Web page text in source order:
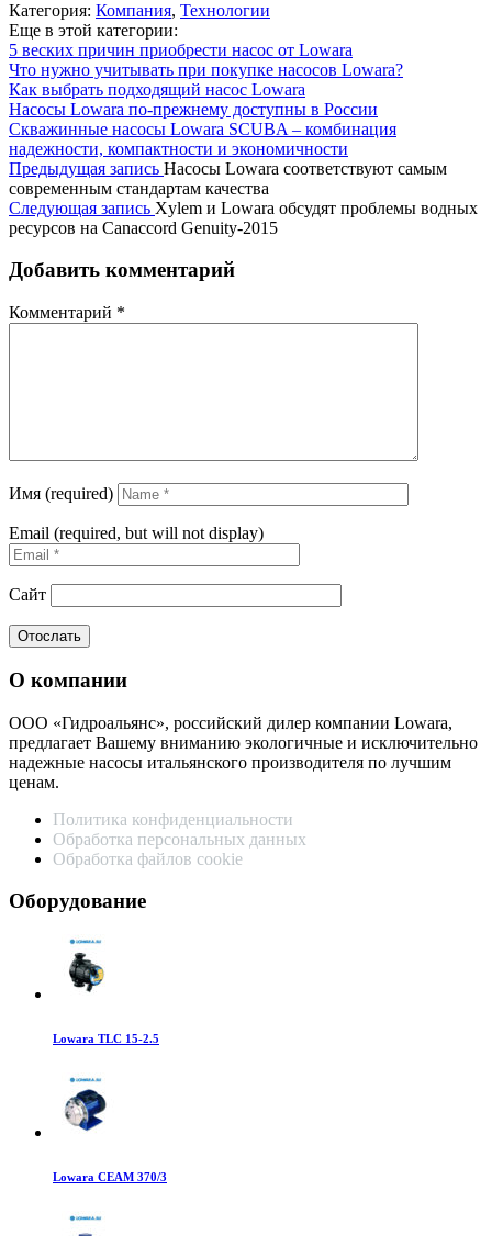
Категория: Компания, Технологии
Еще в этой категории:
5 веских причин приобрести насос от Lowara
Что нужно учитывать при покупке насосов Lowara?
Как выбрать подходящий насос Lowara
Насосы Lowara по-прежнему доступны в России
Скважинные насосы Lowara SCUBA – комбинация
надежности, компактности и экономичности
Предыдущая запись Насосы Lowara соответствуют самым
современным стандартам качества
Следующая запись Xylem и Lowara обсудят проблемы водных
ресурсов на Canaccord Genuity-2015
Добавить комментарий
Комментарий *
Имя (required)
Email (required, but will not display)
Сайт
О компании
ООО «Гидроальянс», российский дилер компании Lowara,
предлагает Вашему вниманию экологичные и исключительно
надежные насосы итальянского производителя по лучшим
ценам.
Политика конфиденциальности
Обработка персональных данных
Обработка файлов cookie
Оборудование
Lowara TLC 15-2.5
Lowara CEAM 370/3